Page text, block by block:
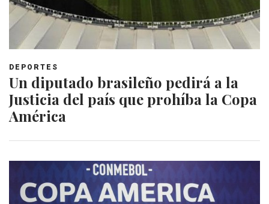
DEPORTES
Un diputado brasileño pedirá a la
Justicia del país que prohíba la Copa
América